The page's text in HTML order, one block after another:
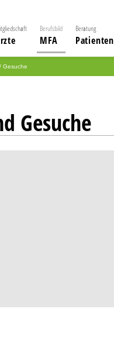
Berufsbild
MFA
Beratung
Patienten
Gesuche
Gesuche